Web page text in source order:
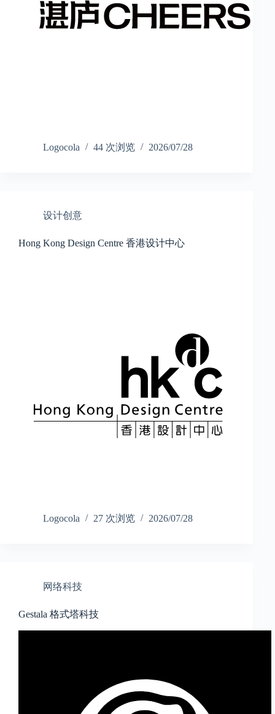
Logocola 44 次浏览 2026/07/28
设计创意
Hong Kong Design Centre 香港设计中心
Logocola 27 次浏览 2026/07/28
网络科技
Gestala 格式塔科技